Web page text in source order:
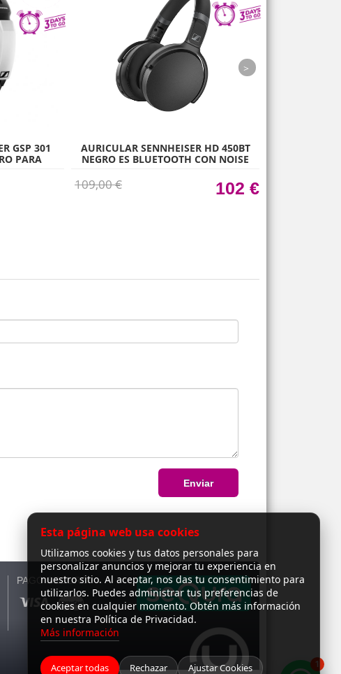
GSP 301
PARA
AURICULAR SENNHEISER HD 450BT
NEGRO ES BLUETOOTH CON NOISE
109,00 € 102 €
Enviar
PAGO SEGURO
1
Esta página web usa cookies
Utilizamos cookies y tus datos personales para
personalizar anuncios y mejorar tu experiencia en
nuestro sitio. Al aceptar, nos das tu consentimiento para
utilizarlos. Puedes administrar tus preferencias de
cookies en cualquier momento. Obtén más información
en nuestra Política de Privacidad.
Más información
Aceptar todas Rechazar Ajustar Cookies